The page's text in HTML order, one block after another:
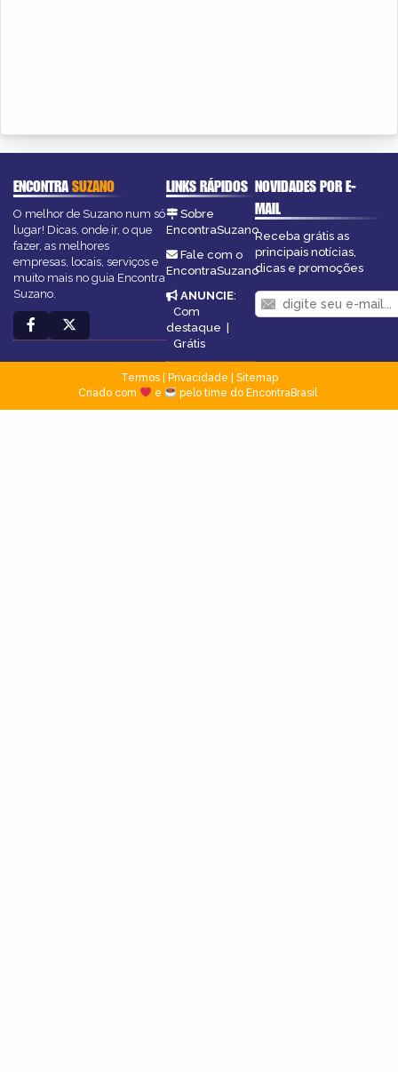
ENCONTRASUZANO
O melhor de Suzano num só
lugar! Dicas, onde ir, o que
fazer, as melhores
empresas, locais, serviços e
muito mais no guia Encontra
Suzano.
LINKS RÁPIDOS
Sobre
EncontraSuzano
Fale com o
EncontraSuzano
ANUNCIE:
Com
destaque |
Grátis
NOVIDADES POR E-
MAIL
Receba grátis as
principais notícias,
dicas e promoções
Termos| Privacidade
Sitemap
Criado com
e pelo time do EncontraBrasil